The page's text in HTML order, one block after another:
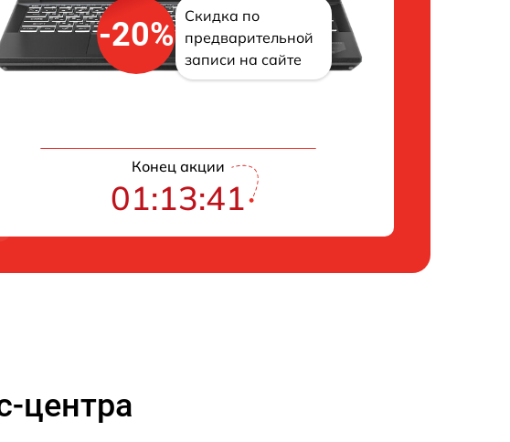
-20%
Скидка по
предварительной
записи на сайте
Конец акции
01:13:40
центра